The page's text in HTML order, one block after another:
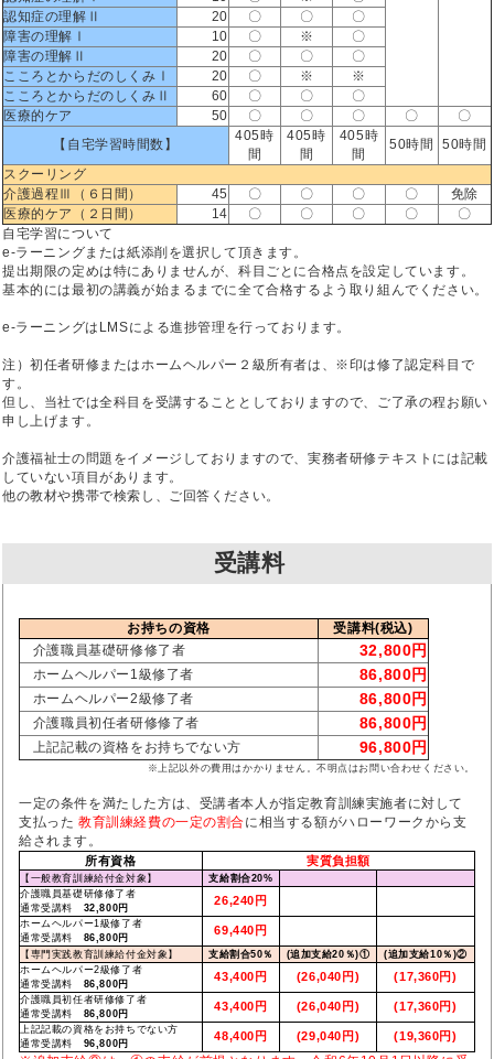
認知症の理解Ⅱ
20 〇 〇
〇
障害の理解Ⅰ
10 〇 ※
〇
障害の理解Ⅱ
20 〇 〇
〇
こころとからだのしくみⅠ
20 〇 ※
※
こころとからだのしくみⅡ
60 〇 〇
〇
医療的ケア
50 〇 〇 〇 〇
〇
【自宅学習時間数】
405時
間
405時
間
405時
間
50時間
50時間
スクーリング
介護過程Ⅲ（６日間）
45 〇 〇 〇 〇
免除
医療的ケア（２日間）
14 〇 〇 〇 〇
〇
自宅学習について
e-ラーニングまたは紙添削を選択して頂きます。
提出期限の定めは特にありませんが、科目ごとに合格点を設定しています。
基本的には最初の講義が始まるまでに全て合格するよう取り組んでください。
e-ラーニングはLMSによる進捗管理を行っております。
注）初任者研修またはホームヘルパー２級所有者は、※印は修了認定科目で
す。
但し、当社では全科目を受講することとしておりますので、ご了承の程お願い
申し上げます。
介護福祉士の問題をイメージしておりますので、実務者研修テキストには記載
していない項目があります。
他の教材や携帯で検索し、ご回答ください。
受講料
お持ちの資格
受講料(税込)
介護職員基礎研修修了者
32,800円
ホームヘルパー1級修了者 86,800円
ホームヘルパー2級修了者 86,800円
介護職員初任者研修修了者 86,800円
上記記載の資格をお持ちでない方 96,800円
※上記以外の費用はかかりません。不明点はお問い合わせください。
一定の条件を満たした方は、受講者本人が指定教育訓練実施者に対して
支払った 教育訓練経費の一定の割合に相当する額がハローワークから支
給されます。
所有資格 実質負担額
【一般教育訓練給付金対象】 支給割合20%
介護職員基礎研修修了者
通常受講料 32,800円
26,240円
ホームヘルパー1級修了者
通常受講料 86,800円
69,440円
【専門実践教育訓練給付金対象】 支給割合50％ (追加支給20％)① (追加支給10％)②
ホームヘルパー2級修了者
通常受講料 86,800円
43,400円 (26,040円) (17,360円)
介護職員初任者研修修了者
通常受講料 86,800円
43,400円 (26,040円) (17,360円)
上記記載の資格をお持ちでない方
通常受講料 96,800円
48,400円 (29,040円) (19,360円)